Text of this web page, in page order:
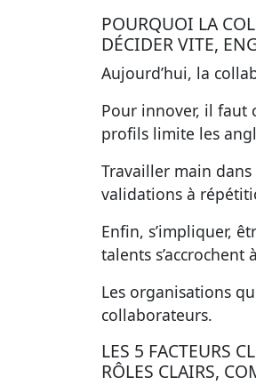
POURQUOI LA
DÉCIDER VITE,
Aujourd’hui, la
Pour innover, il faut
profils limite les
Travailler main
validations à
Enfin, s’impliquer,
talents
Les organisations
collaborateurs.
LES 5 FACTEURS
RÔLES CLAIRS,